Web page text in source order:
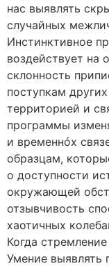
нас выявлять
случайных
Инстинктивное
воздействует на
склонность
поступкам
территорией и
программы
и временнóх
образцам,
о доступности
окружающей
отзывчивость
хаотичных
Когда
Умение выявлять